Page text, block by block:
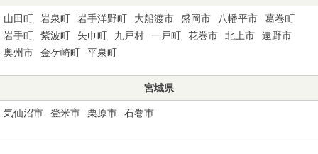
山田町 岩泉町 岩手洋野町 大船渡市 盛岡市 八幡平市
葛巻町
岩手町
紫波町 矢巾町 九戸村 一戸町 花巻市 北上市
遠野市
奥州市
金ケ崎町 平泉町
宮城県
気仙沼市 登米市 栗原市 石巻市